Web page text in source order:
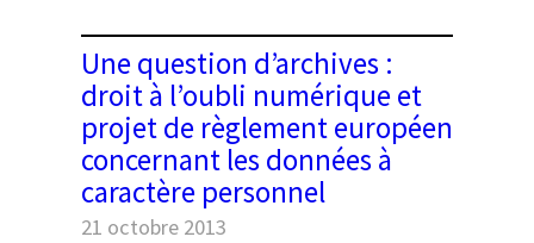
de
sources
d’histoire
contemporaine
:
quels
projets
Une question d’archives :
droit à l’oubli numérique et
projet de règlement européen
concernant les données à
caractère personnel
21 octobre 2013